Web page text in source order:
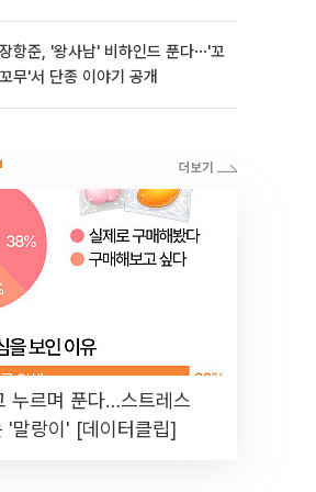
장항준, '왕사남' 비하인드 푼다⋯'꼬
꼬무'서 단종 이야기 공개
누르며 푼다…스트레스
'말랑이' [데이터클립]